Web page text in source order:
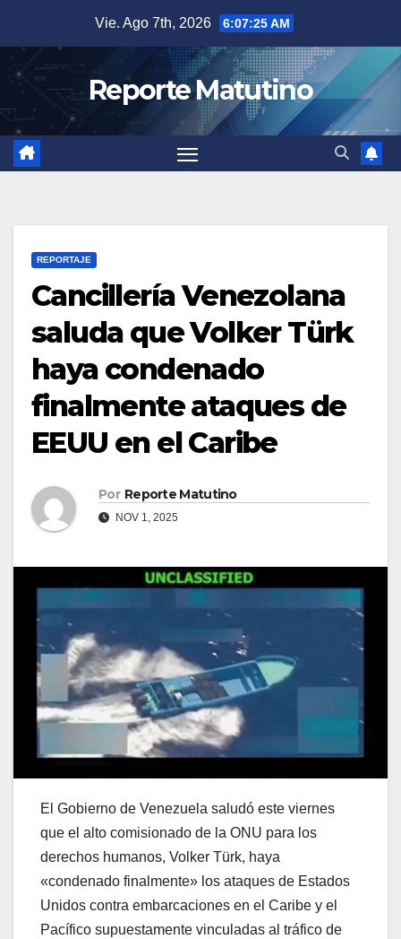
contenido
Vie. Ago 7th, 2026 6:07:25 AM
Reporte Matutino
REPORTAJE
Cancillería Venezolana
saluda que Volker Türk
haya condenado
finalmente ataques de
EEUU en el Caribe
Por Reporte Matutino
NOV 1, 2025
El Gobierno de Venezuela saludó este viernes
que el alto comisionado de la ONU para los
derechos humanos, Volker Türk, haya
«condenado finalmente» los ataques de Estados
Unidos contra embarcaciones en el Caribe y el
Pacífico supuestamente vinculadas al tráfico de